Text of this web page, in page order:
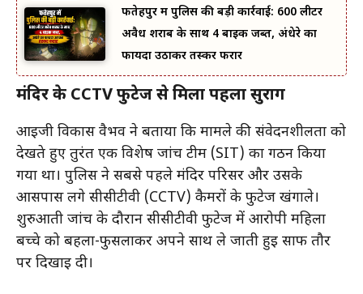
फतेहपुर में पुलिस की बड़ी कार्रवाई: 600 लीटर
अवैध शराब के साथ 4 बाइक जब्त, अंधेरे का
फायदा उठाकर तस्कर फरार
मंदिर के CCTV फुटेज से मिला पहला सुराग
आईजी विकास वैभव ने बताया कि मामले की संवेदनशीलता को
देखते हुए तुरंत एक विशेष जांच टीम (SIT) का गठन किया
गया था। पुलिस ने सबसे पहले मंदिर परिसर और उसके
आसपास लगे सीसीटीवी (CCTV) कैमरों के फुटेज खंगाले।
शुरुआती जांच के दौरान सीसीटीवी फुटेज में आरोपी महिला
बच्चे को बहला-फुसलाकर अपने साथ ले जाती हुई साफ तौर
पर दिखाई दी।